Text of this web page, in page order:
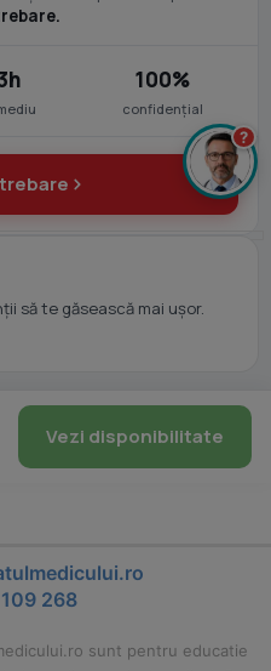
100%
confidențial
să te găsească mai ușor.
Vezi disponibilitate
268
sunt pentru educatie
?